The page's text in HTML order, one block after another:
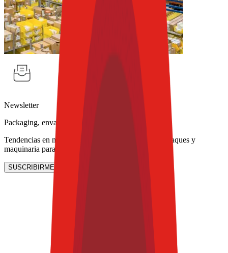
Newsletter
Packaging, envasado y procesamiento
Tendencias en materiales sostenibles, diseño de empaques y
maquinaria para envasado.
SUSCRIBIRME AHORA